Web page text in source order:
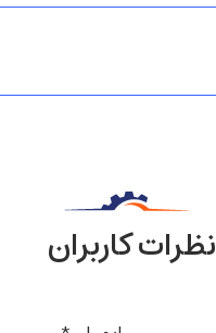
نظرات کاربران